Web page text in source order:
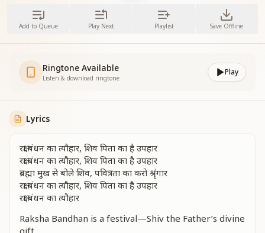
Add to Queue Play Next Playlist Save Offline
Ringtone Available
Listen & download ringtone
Play
Lyrics
रक्षा बंधन का त्यौहार, शिव पिता का है उपहार
रक्षा बंधन का त्यौहार, शिव पिता का है उपहार
ब्रह्मा मुख से बोले शिव, पवित्रता का करो श्रृंगार
रक्षा बंधन का त्यौहार, शिव पिता का है उपहार
रक्षा बंधन का त्यौहार
Raksha Bandhan is a festival—Shiv the Father’s divine
gift.